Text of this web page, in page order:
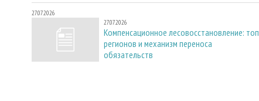
27.07.2026
27.07.2026
Компенсационное лесовосстановление: топ
регионов и механизм переноса
обязательств